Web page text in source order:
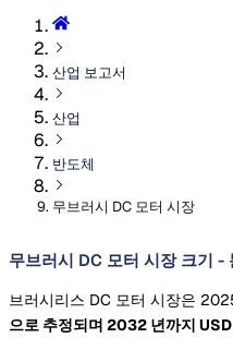
산업 보고서
산업
반도체
무브러시 DC 모터 시장
무브러시 DC 모터 시장 크기 -
브러시리스 DC 모터 시장은
으로 추정되며 2032 년까지